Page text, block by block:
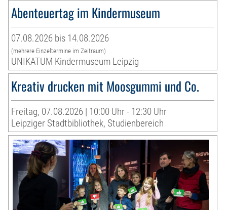
Abenteuertag im Kindermuseum
07.08.2026 bis 14.08.2026
(mehrere Einzeltermine im Zeitraum)
UNIKATUM Kindermuseum Leipzig
Kreativ drucken mit Moosgummi und Co.
Freitag, 07.08.2026 | 10:00 Uhr - 12:30 Uhr
Leipziger Stadtbibliothek, Studienbereich